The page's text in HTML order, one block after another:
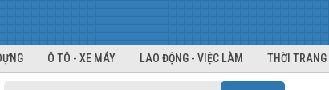
Ô TÔ - XE MÁY LAO ĐỘNG - VIỆC LÀM THỜI TRANG